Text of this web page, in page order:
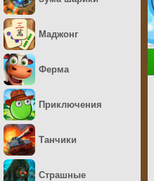
Маджонг
Ферма
Приключения
Танчики
Страшные